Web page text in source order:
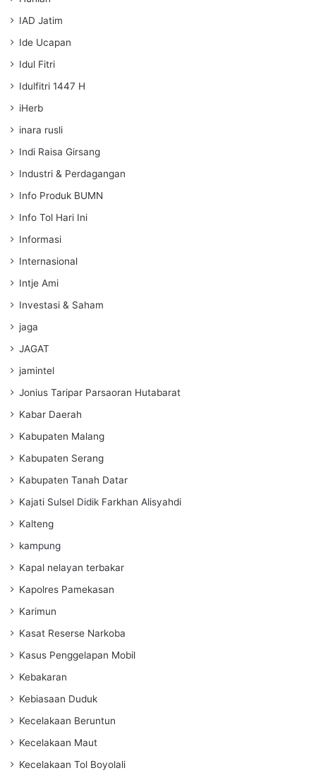
IAD Jatim
Ide Ucapan
Idul Fitri
Idulfitri 1447 H
iHerb
inara rusli
Indi Raisa Girsang
Industri & Perdagangan
Info Produk BUMN
Info Tol Hari Ini
Informasi
Internasional
Intje Ami
Investasi & Saham
jaga
JAGAT
jamintel
Jonius Taripar Parsaoran Hutabarat
Kabar Daerah
Kabupaten Malang
Kabupaten Serang
Kabupaten Tanah Datar
Kajati Sulsel Didik Farkhan Alisyahdi
Kalteng
kampung
Kapal nelayan terbakar
Kapolres Pamekasan
Karimun
Kasat Reserse Narkoba
Kasus Penggelapan Mobil
Kebakaran
Kebiasaan Duduk
Kecelakaan Beruntun
Kecelakaan Maut
Kecelakaan Tol Boyolali